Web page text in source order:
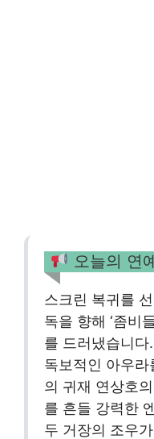
오늘의 연
스크린 복귀를
독을 향해 ‘좀비
를 드러냈습니다.
독보적인 아우
의 귀재 연상호
를 흔들 강력한
두 거장의 조우